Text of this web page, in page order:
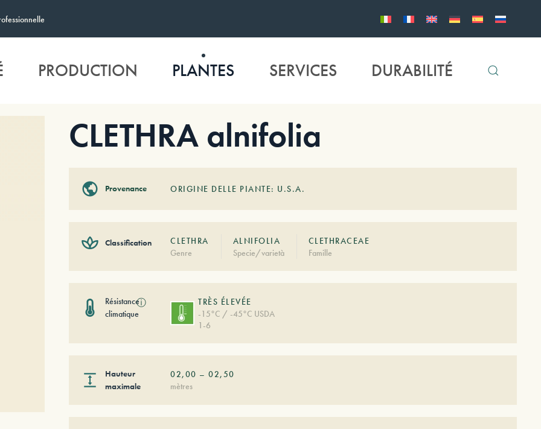
PRODUCTION PLANTES SERVICES DURABILITÉ
CLETHRA alnifolia
Provenance ORIGINE DELLE PIANTE: U.S.A.
Classification
CLETHRA
Genre
ALNIFOLIA
Specie/varietà
CLETHRACEAE
Famille
Résistance
climatique
ⓘ
TRÈS ÉLEVÉE
-15°C / -45°C USDA
1-6
Hauteur
maximale
02,00 –02,50
mètres